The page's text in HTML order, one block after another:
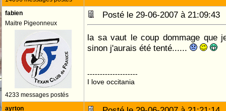
fabien
Maitre Pigeonneux
4233 messages postés
Posté le 29-06-2007 à
la sa vaut le coup dommage que
sinon j'aurais été tenté......
--------------------
I love occitania
ayrton